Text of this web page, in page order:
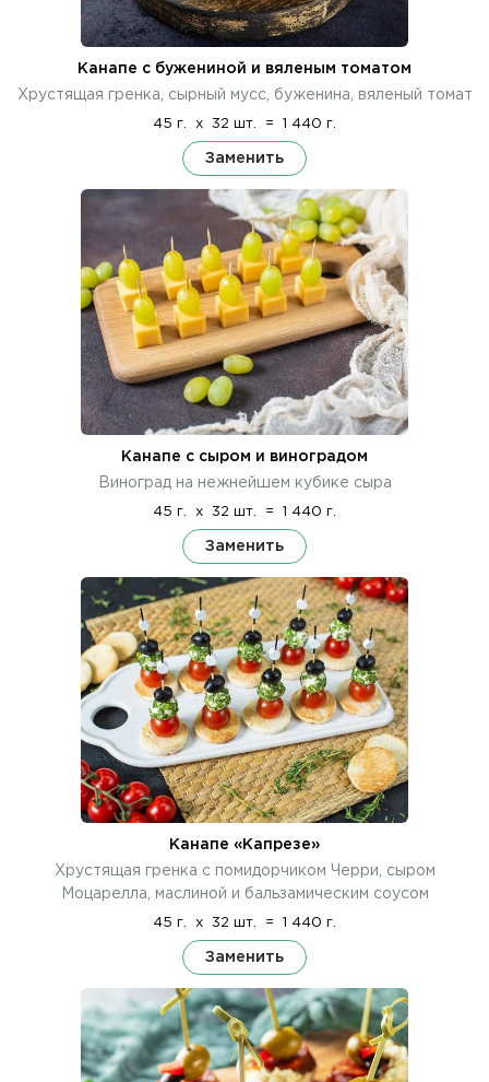
Канапе с бужениной и вяленым томатом
Хрустящая гренка, сырный мусс, буженина, вяленый томат
45 г. x 32 шт. = 1 440 г.
Заменить
Канапе с сыром и виноградом
Виноград на нежнейшем кубике сыра
45 г. x 32 шт. = 1 440 г.
Заменить
Канапе «Капрезе»
Хрустящая гренка с помидорчиком Черри, сыром
Моцарелла, маслиной и бальзамическим соусом
45 г. x 32 шт. = 1 440 г.
Заменить